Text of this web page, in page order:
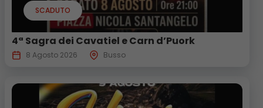
SCADUTO
4ª Sagra dei Cavatiel e Carn d’Puork
8 Agosto 2026 Busso